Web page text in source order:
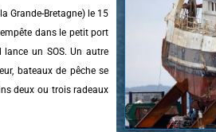
Grande-Bretagne) le 15
dans le petit port
un SOS. Un autre
bateaux de pêche se
deux ou trois radeaux